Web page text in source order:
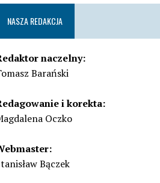
NASZA REDAKCJA
naczelny:
Barański
i korekta:
Oczko
Bączek